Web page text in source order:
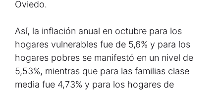
Oviedo.
Así, la inflación anual en octubre para los
hogares vulnerables fue de 5,6% y para los
hogares pobres se manifestó en un nivel de
5,53%, mientras que para las familias clase
media fue 4,73% y para los hogares de